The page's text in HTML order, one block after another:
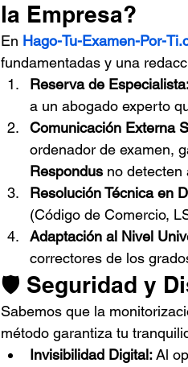
la Empresa?
En Hago-Tu-Examen-Por-
fundamentadas y una
Reserva de
a un abogado experto
Comunicación Externa
ordenador de examen,
Respondus no detecten
Resolución Técnica en
(Código de Comercio,
Adaptación al Nivel
correctores de los
🛡️ Seguridad y
Sabemos que la
método garantiza tu
Invisibilidad Digital: Al